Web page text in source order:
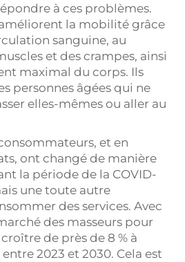
à ces problèmes.
la mobilité grâce
sanguine, au
et des crampes, ainsi
maximal du corps. Ils
personnes âgées qui ne
elles-mêmes ou aller au
et en
ont changé de manière
la période de la COVID-
une toute autre
des services. Avec
des masseurs pour
de près de 8 % à
2023 et 2030. Cela est